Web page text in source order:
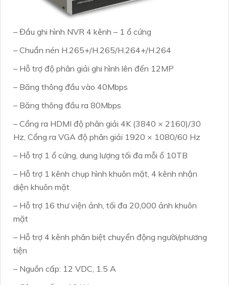
– Đầu ghi hình NVR 4 kênh – 1 ổ cứng
– Chuẩn nén H.265+/H.265/H.264+/H.264
– Hỗ trợ độ phân giải ghi hình lên đến 12MP
– Băng thông đầu vào 40Mbps
– Băng thông đầu ra 80Mbps
– Cổng ra HDMI độ phân giải 4K (3840 × 2160)/30
Hz, Cổng ra VGA độ phân giải 1920 × 1080/60 Hz
– Hỗ trợ 1 ổ cứng, dung lượng tối đa mỗi ổ 10TB
– Hỗ trợ 1 kênh chụp hình khuôn mặt, 4 kênh nhận
diện khuôn mặt
– Hỗ trợ 16 thư viện ảnh, tối đa 20,000 ảnh khuôn
mặt
– Hỗ trợ 4 kênh phân biệt chuyển động người/phương
tiện
– Nguồn cấp: 12 VDC, 1.5 A